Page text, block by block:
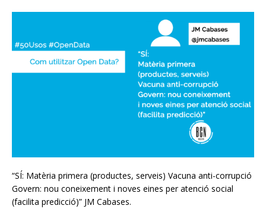
“SÍ: Matèria primera (productes, serveis) Vacuna anti-corrupció
Govern: nou coneixement i noves eines per atenció social
(facilita predicció)” JM Cabases.